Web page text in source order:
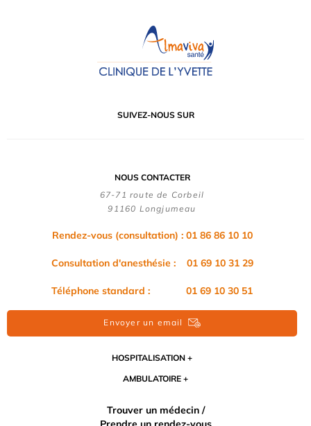
SUIVEZ-NOUS SUR
NOUS CONTACTER
67-71 route de Corbeil
91160 Longjumeau
Rendez-vous (consultation) : 01 86 86 10 10
Consultation d'anesthésie : 01 69 10 31 29
Téléphone standard : 01 69 10 30 51
Envoyer un email
HOSPITALISATION
AMBULATOIRE
Trouver un médecin /